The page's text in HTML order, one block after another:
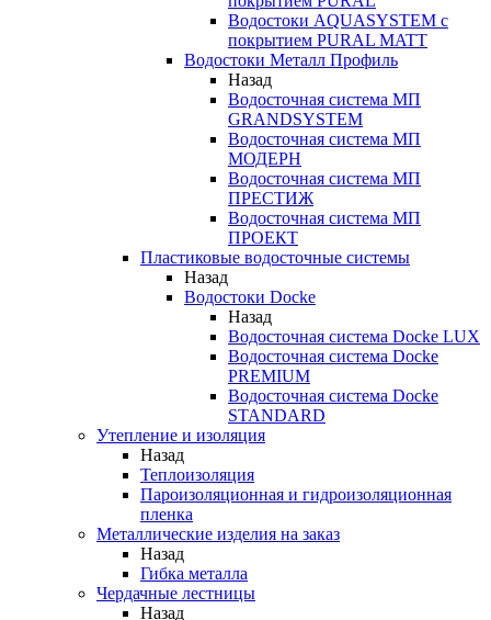
Водостоки AQUASYSTEM с
покрытием PURAL MATT
Водостоки Металл Профиль
Назад
Водосточная система МП
GRANDSYSTEM
Водосточная система МП
МОДЕРН
Водосточная система МП
ПРЕСТИЖ
Водосточная система МП
ПРОЕКТ
Пластиковые водосточные системы
Назад
Водостоки Docke
Назад
Водосточная система Docke LUX
Водосточная система Docke
PREMIUM
Водосточная система Docke
STANDARD
Утепление и изоляция
Назад
Теплоизоляция
Пароизоляционная и гидроизоляционная
пленка
Металлические изделия на заказ
Назад
Гибка металла
Чердачные лестницы
Назад